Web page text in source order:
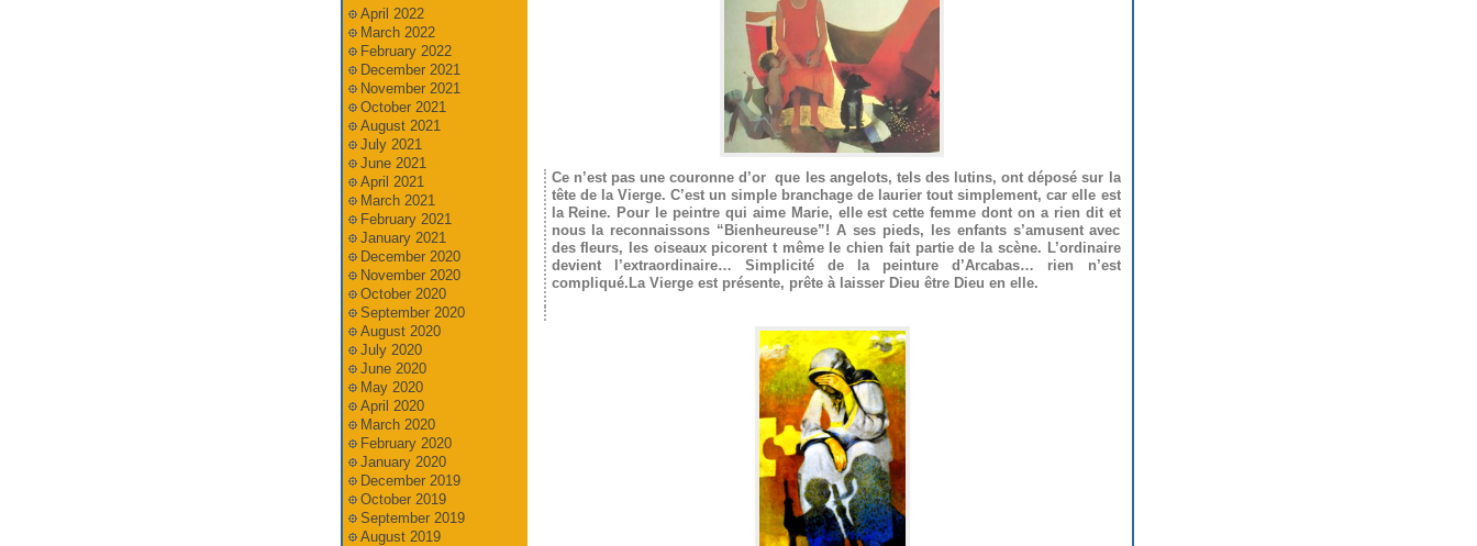
Ce n’est pas une couronne d’or que les angelots, tels des lutins, ont déposé sur la
tête de la Vierge. C’est un simple branchage de laurier tout simplement, car elle est
la Reine. Pour le peintre qui aime Marie, elle est cette femme dont on a rien dit et
nous la reconnaissons “Bienheureuse”! A ses pieds, les enfants s’amusent avec
des fleurs, les oiseaux picorent t même le chien fait partie de la scène. L’ordinaire
devient l’extraordinaire… Simplicité de la peinture d’Arcabas… rien n’est
compliqué.La Vierge est présente, prête à laisser Dieu être Dieu en elle.
April 2022
March 2022
February 2022
December 2021
November 2021
October 2021
August 2021
July 2021
June 2021
April 2021
March 2021
February 2021
January 2021
December 2020
November 2020
October 2020
September 2020
August 2020
July 2020
June 2020
May 2020
April 2020
March 2020
February 2020
January 2020
December 2019
October 2019
September 2019
August 2019